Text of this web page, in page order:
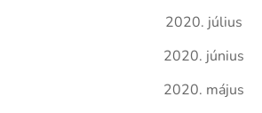
2020. július
2020. június
2020. május